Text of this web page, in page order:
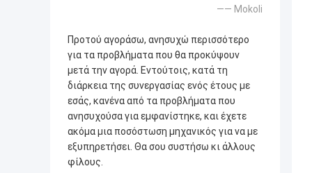
—— Mokoli
Προτού αγοράσω, ανησυχώ περισσότερο
για τα προβλήματα που θα προκύψουν
μετά την αγορά. Εντούτοις, κατά τη
διάρκεια της συνεργασίας ενός έτους με
εσάς, κανένα από τα προβλήματα που
ανησυχούσα για εμφανίστηκε, και έχετε
ακόμα μια ποσόστωση μηχανικός για να με
εξυπηρετήσει. Θα σου συστήσω κι άλλους
φίλους.